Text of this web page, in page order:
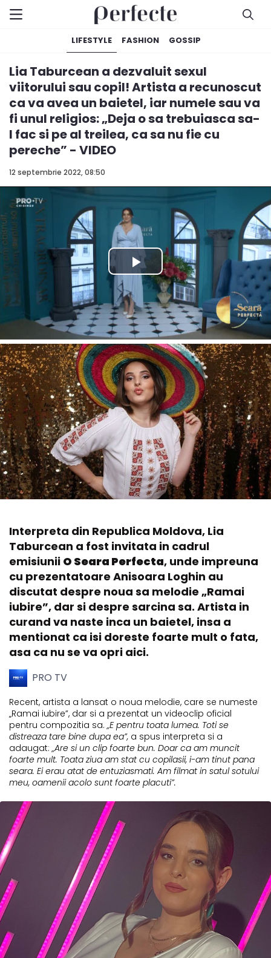
LIFESTYLE FASHION GOSSIP
12 septembrie 2022, 08:50
Lia Taburcean a dezvaluit sexul
viitorului sau copil! Artista a recunoscut
ca va avea un baietel, iar numele sau va
fi unul religios: „Deja o sa trebuiasca sa-
l fac si pe al treilea, ca sa nu fie cu
pereche” - VIDEO
Interpreta din Republica Moldova, Lia
Taburcean a fost invitata in cadrul
emisiunii O Seara Perfecta, unde impreuna
cu prezentatoare Anisoara Loghin au
discutat despre noua sa melodie „Ramai
iubire”, dar si despre sarcina sa. Artista in
curand va naste inca un baietel, insa a
mentionat ca isi doreste foarte mult o fata,
asa ca nu se va opri aici.
PRO TV
Recent, artista a lansat o noua melodie, care se numeste
„Ramai iubire”, dar si a prezentat un videoclip oficial
pentru compozitia sa. „E pentru toata lumea. Toti se
distreaza tare bine dupa ea”, a spus interpreta si a
adaugat: „Are si un clip foarte bun. Doar ca am muncit
foarte mult. Toata ziua am stat cu copilasii, i-am tinut pana
seara. Ei erau atat de entuziasmati. Am filmat in satul sotului
meu, oamenii acolo sunt foarte placuti”.